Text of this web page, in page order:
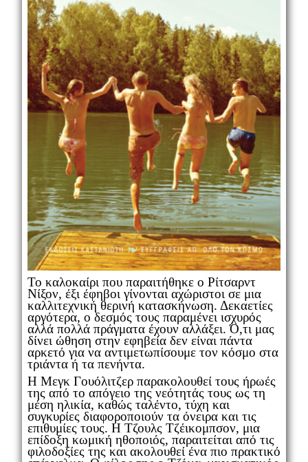
Το καλοκαίρι που παραιτήθηκε ο Ρίτσαρντ
Νίξον, έξι έφηβοι γίνονται αχώριστοι σε μια
καλλιτεχνική θερινή κατασκήνωση. Δεκαετίες
αργότερα, ο δεσμός τους παραμένει ισχυρός
αλλά πολλά πράγματα έχουν αλλάξει. Ό,τι μας
δίνει ώθηση στην εφηβεία δεν είναι πάντα
αρκετό για να αντιμετωπίσουμε τον κόσμο στα
τριάντα ή τα πενήντα.
Η Μεγκ Γουόλιτζερ παρακολουθεί τους ήρωές
της από το απόγειο της νεότητάς τους ως τη
μέση ηλικία, καθώς ταλέντο, τύχη και
συγκυρίες διαφοροποιούν τα όνειρα και τις
επιθυμίες τους. Η Τζουλς Τζέικομπσον, μια
επίδοξη κωμική ηθοποιός, παραιτείται από τις
φιλοδοξίες της και ακολουθεί ένα πιο πρακτικό